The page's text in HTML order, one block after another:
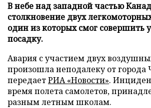
В небе над западной частью
столкновение двух
один из которых смог совершить
посадку.
Авария с участием двух
произошла неподалеку от города
передаетРИА «Новости».
время полета самолетов,
разным летным школам.